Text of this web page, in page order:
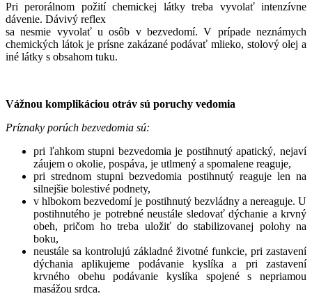
Pri perorálnom požití chemickej látky treba vyvolať intenzívne
dávenie. Dávivý reflex
sa nesmie vyvolať u osôb v bezvedomí. V prípade neznámych
chemických látok je prísne zakázané podávať mlieko, stolový olej a
iné látky s obsahom tuku.
Vážnou komplikáciou otráv sú poruchy vedomia
Príznaky porúch bezvedomia sú:
pri ľahkom stupni bezvedomia je postihnutý apatický, nejaví
záujem o okolie, pospáva, je utlmený a spomalene reaguje,
pri strednom stupni bezvedomia postihnutý reaguje len na
silnejšie bolestivé podnety,
v hlbokom bezvedomí je postihnutý bezvládny a nereaguje. U
postihnutého je potrebné neustále sledovať dýchanie a krvný
obeh, pričom ho treba uložiť do stabilizovanej polohy na
boku,
neustále sa kontrolujú základné životné funkcie, pri zastavení
dýchania aplikujeme podávanie kyslíka a pri zastavení
krvného obehu podávanie kyslíka spojené s nepriamou
masážou srdca.